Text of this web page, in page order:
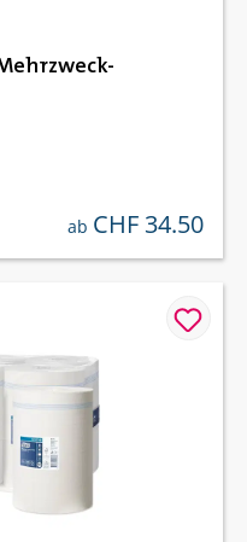
regulärer preis:
ab CHF 34.50